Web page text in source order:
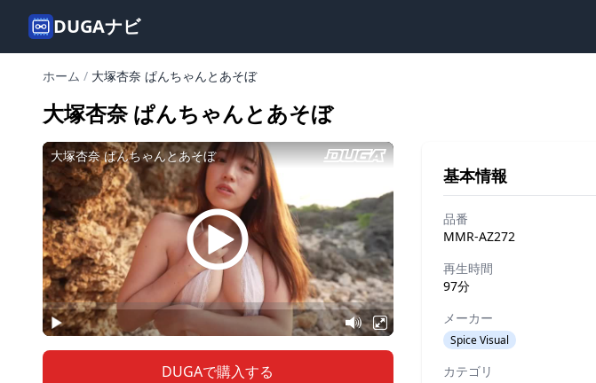
DUGAナビ
ホーム / 大塚杏奈 ぱんちゃんとあそぼ
大塚杏奈 ぱんちゃんとあそぼ
DUGAで購入する
基本情報
品番
MMR-AZ272
再生時間
97分
メーカー
Spice Visual
カテゴリ